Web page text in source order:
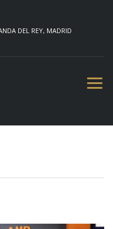
DEL REY, MADRID